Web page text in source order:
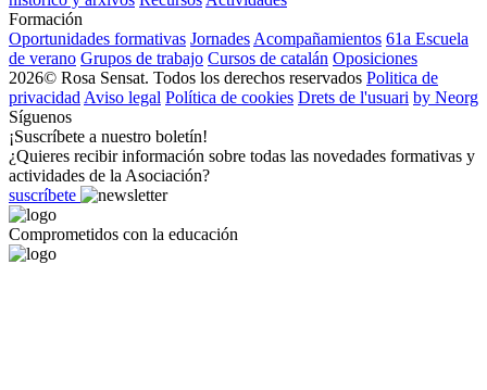
Formación
Oportunidades formativas Jornades Acompañamientos 61a Escuela
de verano Grupos de trabajo Cursos de catalán Oposiciones
2026© Rosa Sensat. Todos los derechos reservados Politica de
privacidad Aviso legal Política de cookies Drets de l'usuari by Neorg
Síguenos
¡Suscríbete a nuestro boletín!
¿Quieres recibir información sobre todas las novedades formativas y
actividades de la Asociación?
suscríbete
Comprometidos con la educación